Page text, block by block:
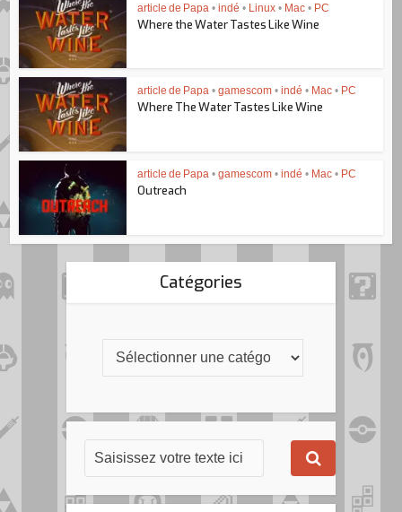
article de Papa • indé • Linux • Mac • PC
Where the Water Tastes Like Wine
article de Papa • gamescom • indé • Mac • PC
Where The Water Tastes Like Wine
article de Papa • gamescom • indé • Mac • PC
Outreach
Catégories